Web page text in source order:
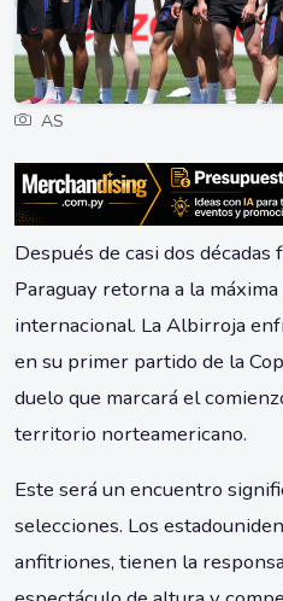
AS
Después de casi dos
Paraguay retorna a la
internacional. La Albirroja
en su primer partido de la
duelo que marcará el
territorio norteamericano.
Este será un encuentro
selecciones. Los
anfitriones, tienen la